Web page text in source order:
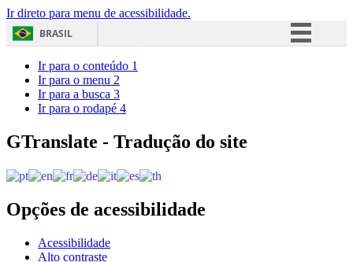
Ir direto para menu de acessibilidade.
BRASIL
Acesso à informação
Ir para o conteúdo 1
Ir para o menu 2
Ir para a busca 3
Ir para o rodapé 4
GTranslate - Tradução do site
Opções de acessibilidade
Acessibilidade
Alto contraste